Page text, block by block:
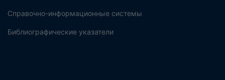
Справочно-информационные системы
Библиографические указатели